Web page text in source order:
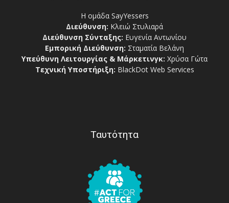
Η ομάδα SayYessers
Διεύθυνση: Κλειώ Στυλιαρά
Διεύθυνση Σύνταξης: Ευγενία Αντωνίου
Εμπορική Διεύθυνση: Σταματία Βελάνη
Υπεύθυνη Λειτουργίας & Μάρκετινγκ: Χρύσα Γώτα
Τεχνική Υποστήριξη: BlackDot Web Services
Ταυτότητα